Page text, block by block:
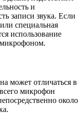
и
записи звука. Если
специальная
использование
может отличаться в
микрофон
около